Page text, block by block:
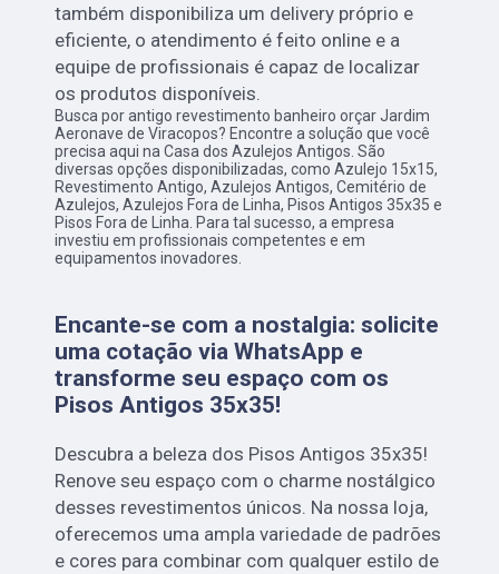
também disponibiliza um delivery próprio e
eficiente, o atendimento é feito online e a
equipe de profissionais é capaz de localizar
os produtos disponíveis.
Busca por antigo revestimento banheiro orçar Jardim
Aeronave de Viracopos? Encontre a solução que você
precisa aqui na Casa dos Azulejos Antigos. São
diversas opções disponibilizadas, como Azulejo 15x15,
Revestimento Antigo, Azulejos Antigos, Cemitério de
Azulejos, Azulejos Fora de Linha, Pisos Antigos 35x35 e
Pisos Fora de Linha. Para tal sucesso, a empresa
investiu em profissionais competentes e em
equipamentos inovadores.
Encante-se com a nostalgia: solicite
uma cotação via WhatsApp e
transforme seu espaço com os
Pisos Antigos 35x35!
Descubra a beleza dos Pisos Antigos 35x35!
Renove seu espaço com o charme nostálgico
desses revestimentos únicos. Na nossa loja,
oferecemos uma ampla variedade de padrões
e cores para combinar com qualquer estilo de